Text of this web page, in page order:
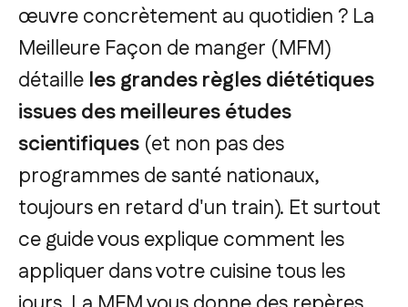
œuvre concrètement au quotidien ? La
Meilleure Façon de manger (MFM)
détaille les grandes règles diététiques
issues des meilleures études
scientifiques (et non pas des
programmes de santé nationaux,
toujours en retard d'un train). Et surtout
ce guide vous explique comment les
appliquer dans votre cuisine tous les